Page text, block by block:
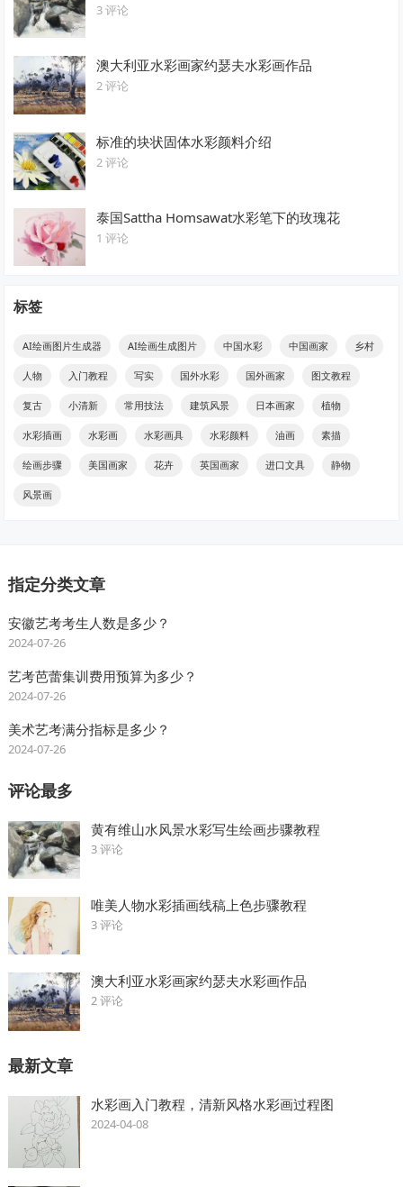
3 评论
澳大利亚水彩画家约瑟夫水彩画作品
2 评论
标准的块状固体水彩颜料介绍
2 评论
泰国Sattha Homsawat水彩笔下的玫瑰花
1 评论
标签
AI绘画图片生成器 AI绘画生成图片 中国水彩 中国画家 乡村
人物 入门教程 写实 国外水彩 国外画家 图文教程
复古 小清新 常用技法 建筑风景 日本画家 植物
水彩插画 水彩画 水彩画具 水彩颜料 油画 素描
绘画步骤 美国画家 花卉 英国画家 进口文具 静物
风景画
指定分类文章
安徽艺考考生人数是多少？
2024-07-26
艺考芭蕾集训费用预算为多少？
2024-07-26
美术艺考满分指标是多少？
2024-07-26
评论最多
黄有维山水风景水彩写生绘画步骤教程
3 评论
唯美人物水彩插画线稿上色步骤教程
3 评论
澳大利亚水彩画家约瑟夫水彩画作品
2 评论
最新文章
水彩画入门教程，清新风格水彩画过程图
2024-04-08